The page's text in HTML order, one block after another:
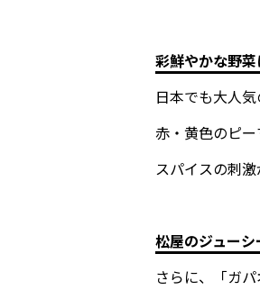
彩鮮やかな野
日本でも大人
赤・黄色のピ
スパイスの刺
松屋のジュー
さらに、「ガ